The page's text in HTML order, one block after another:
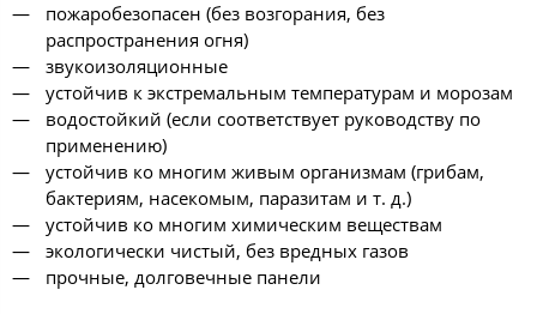
пожаробезопасен (без возгорания, без
распространения огня)
звукоизоляционные
устойчив к экстремальным температурам и морозам
водостойкий (если соответствует руководству по
применению)
устойчив ко многим живым организмам (грибам,
бактериям, насекомым, паразитам и т. д.)
устойчив ко многим химическим веществам
экологически чистый, без вредных газов
прочные, долговечные панели